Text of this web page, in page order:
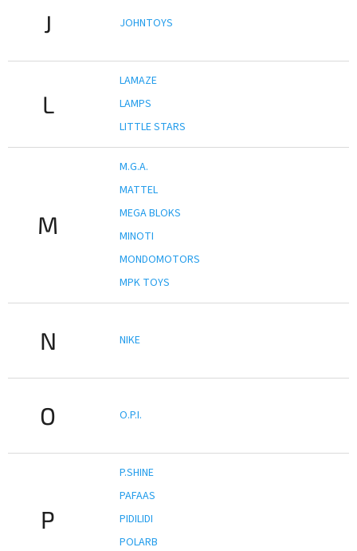
J JOHNTOYS
L
LAMAZE
LAMPS
LITTLE STARS
M
M.G.A.
MATTEL
MEGA BLOKS
MINOTI
MONDOMOTORS
MPK TOYS
N NIKE
O O.P.I.
P
P.SHINE
PAFAAS
PIDILIDI
POLARB